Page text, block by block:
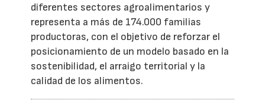
diferentes sectores agroalimentarios y
representa a más de 174.000 familias
productoras, con el objetivo de reforzar el
posicionamiento de un modelo basado en la
sostenibilidad, el arraigo territorial y la
calidad de los alimentos.